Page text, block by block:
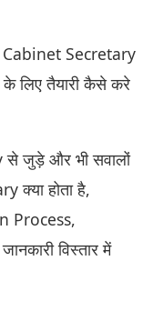
Secretary
लिए तैयारी कैसे करे
जुड़े और भी सवालों
क्या होता है,
Process,
विस्तार में